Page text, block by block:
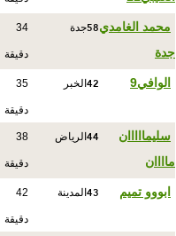
محمد الغامدي
جدة
58جدة 34
دقيقة
الوافي9 42 الخبر 35
دقيقة
سليمااااان
ماااان
44 الرياض 38
دقيقة
ابووو تميم 43 المدينة 42
دقيقة